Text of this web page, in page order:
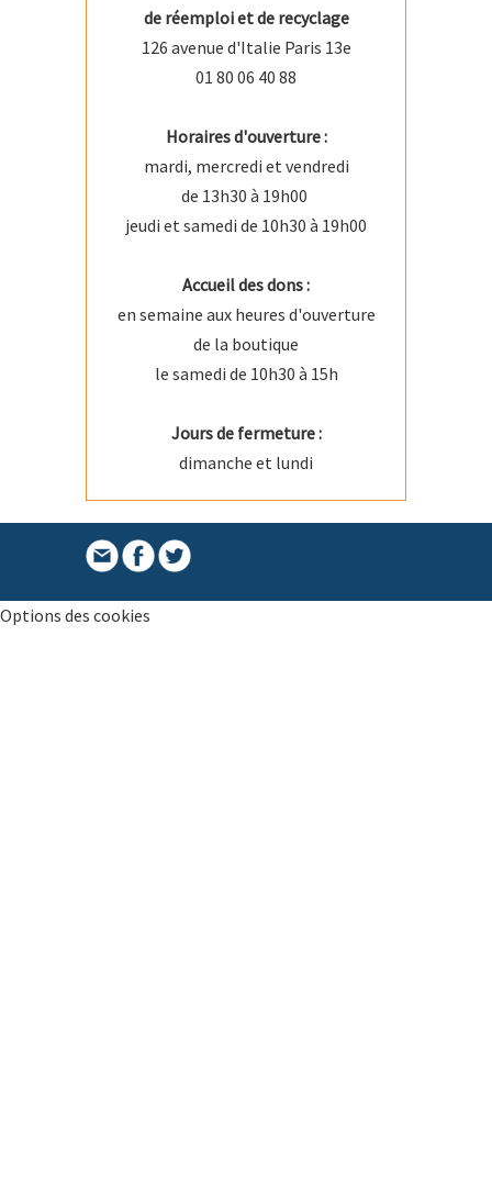
de réemploi et de recyclage
126 avenue d'Italie Paris 13e
01 80 06 40 88
Horaires d'ouverture :
mardi, mercredi et vendredi
de 13h30 à 19h00
jeudi et samedi de 10h30 à 19h00
Accueil des dons :
en semaine aux heures d'ouverture
de la boutique
le samedi de 10h30 à 15h
Jours de fermeture :
dimanche et lundi
Options des cookies